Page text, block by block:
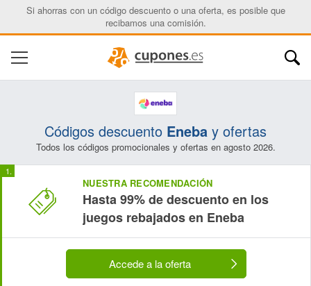
Si ahorras con un código descuento o una oferta, es posible que
recibamos una comisión.
Códigos descuento Eneba y ofertas
Todos los códigos promocionales y ofertas en agosto 2026.
NUESTRA RECOMENDACIÓN
Hasta 99% de descuento en los
juegos rebajados en Eneba
Accede a la oferta
Correo electrónico: